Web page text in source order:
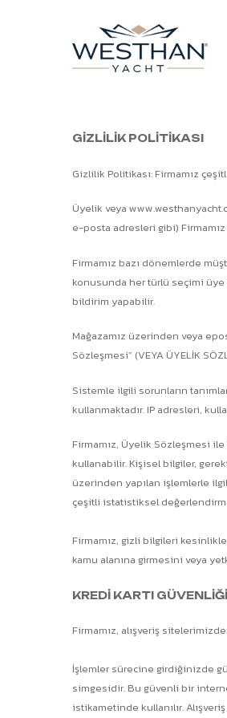
GİZLİLİK POLİTİKASI
Gizlilik Politikası: Firmamız
Üyelik veya
e-posta adresleri gibi)
Firmamız bazı dönemlerde
konusunda her türlü seçimi
bildirim yapabilir.
Mağazamız üzerinden veya
Sözleşmesi” (VEYA ÜYELİK
Sistemle ilgili sorunların
kullanmaktadır. IP adresleri,
Firmamız, Üyelik Sözleşmesi
kullanabilir. Kişisel bilgiler,
üzerinden yapılan işlemlerle
çeşitli istatistiksel
Firmamız, gizli bilgileri
kamu alanına girmesini veya
KREDİ KARTI GÜVENLİĞİ
Firmamız, alışveriş
İşlemler sürecine girdiğinizde
simgesidir. Bu güvenli bir
istikametinde kullanılır.